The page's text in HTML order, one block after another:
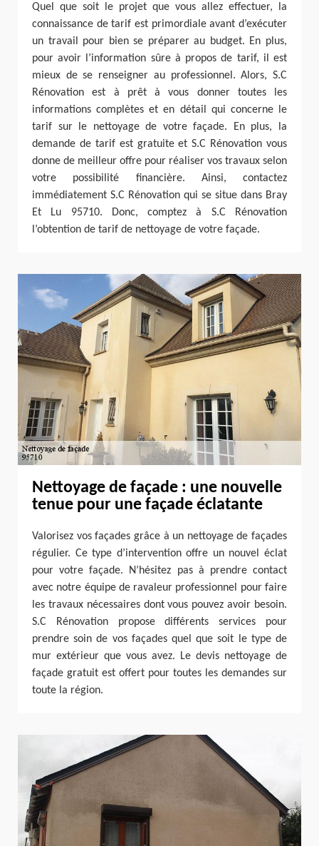
Quel que soit le projet que vous allez effectuer, la
connaissance de tarif est primordiale avant d’exécuter
un travail pour bien se préparer au budget. En plus,
pour avoir l’information sûre à propos de tarif, il est
mieux de se renseigner au professionnel. Alors, S.C
Rénovation est à prêt à vous donner toutes les
informations complètes et en détail qui concerne le
tarif sur le nettoyage de votre façade. En plus, la
demande de tarif est gratuite et S.C Rénovation vous
donne de meilleur offre pour réaliser vos travaux selon
votre possibilité financière. Ainsi, contactez
immédiatement S.C Rénovation qui se situe dans Bray
Et Lu 95710. Donc, comptez à S.C Rénovation
l’obtention de tarif de nettoyage de votre façade.
Nettoyage de façade : une nouvelle
tenue pour une façade éclatante
Valorisez vos façades grâce à un nettoyage de façades
régulier. Ce type d’intervention offre un nouvel éclat
pour votre façade. N’hésitez pas à prendre contact
avec notre équipe de ravaleur professionnel pour faire
les travaux nécessaires dont vous pouvez avoir besoin.
S.C Rénovation propose différents services pour
prendre soin de vos façades quel que soit le type de
mur extérieur que vous avez. Le devis nettoyage de
façade gratuit est offert pour toutes les demandes sur
toute la région.